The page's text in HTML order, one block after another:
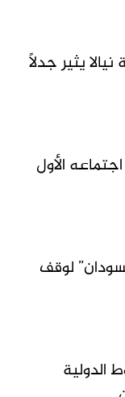
يثير جدلاً
الأول
لوقف
الدولية